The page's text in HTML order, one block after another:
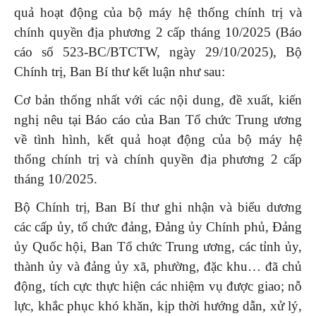
quả hoạt động của bộ máy hệ thống chính trị và
chính quyền địa phương 2 cấp tháng 10/2025 (Báo
cáo số 523-BC/BTCTW, ngày 29/10/2025), Bộ
Chính trị, Ban Bí thư kết luận như sau:
Cơ bản thống nhất với các nội dung, đề xuất, kiến
nghị nêu tại Báo cáo của Ban Tổ chức Trung ương
về tình hình, kết quả hoạt động của bộ máy hệ
thống chính trị và chính quyền địa phương 2 cấp
tháng 10/2025.
Bộ Chính trị, Ban Bí thư ghi nhận và biểu dương
các cấp ủy, tổ chức đảng, Đảng ủy Chính phủ, Đảng
ủy Quốc hội, Ban Tổ chức Trung ương, các tỉnh ủy,
thành ủy và đảng ủy xã, phường, đặc khu… đã chủ
động, tích cực thực hiện các nhiệm vụ được giao; nỗ
lực, khắc phục khó khăn, kịp thời hướng dẫn, xử lý,